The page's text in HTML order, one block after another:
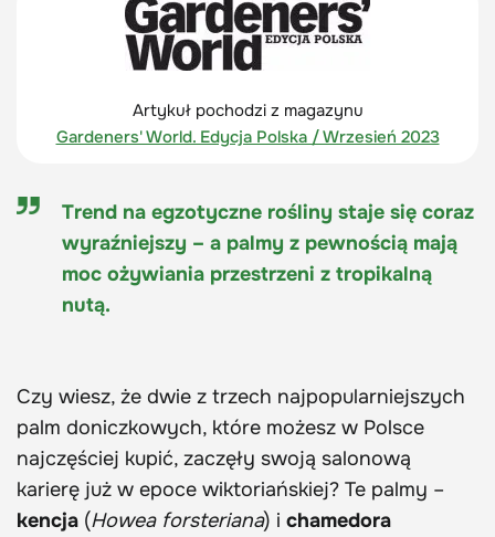
Artykuł pochodzi z magazynu
Gardeners' World. Edycja Polska / Wrzesień 2023
Trend na egzotyczne rośliny staje się coraz
wyraźniejszy – a palmy z pewnością mają
moc ożywiania przestrzeni z tropikalną
nutą.
Czy wiesz, że dwie z trzech najpopularniejszych
palm doniczkowych, które możesz w Polsce
najczęściej kupić, zaczęły swoją salonową
karierę już w epoce wiktoriańskiej? Te palmy –
kencja (Howea forsteriana) i chamedora